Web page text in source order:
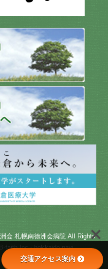
会 札幌南徳洲会病院 All Rights
B-faith.lnc-hokkaido navi
交通アクセス案内